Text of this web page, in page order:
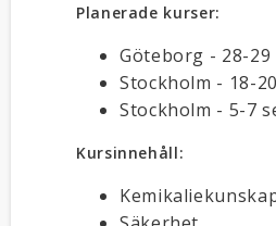
Planerade kurser:
Göteborg - 28-29
Stockholm - 18-
Stockholm - 5-7
Kursinnehåll: